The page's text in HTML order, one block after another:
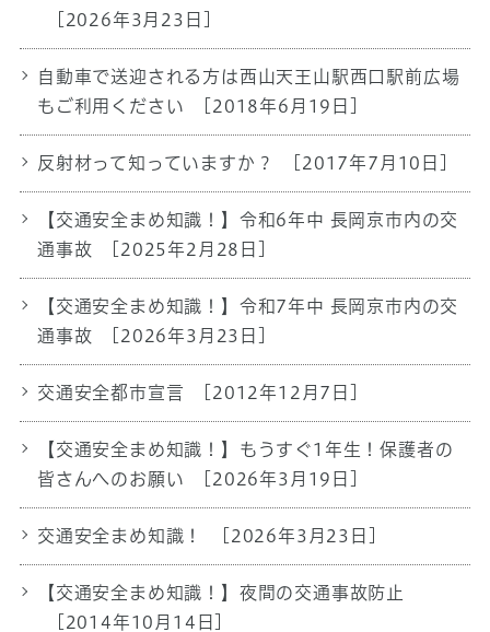
[2026年3月23日]
自動車で送迎される方は西山天王山駅西口駅前広場
もご利用ください
[2018年6月19日]
反射材って知っていますか？ [2017年7月10日]
【交通安全まめ知識！】令和6年中 長岡京市内の交
通事故
[2025年2月28日]
【交通安全まめ知識！】令和7年中 長岡京市内の交
通事故
[2026年3月23日]
交通安全都市宣言 [2012年12月7日]
【交通安全まめ知識！】もうすぐ1年生！保護者の
皆さんへのお願い
[2026年3月19日]
交通安全まめ知識！ [2026年3月23日]
【交通安全まめ知識！】夜間の交通事故防止
[2014年10月14日]